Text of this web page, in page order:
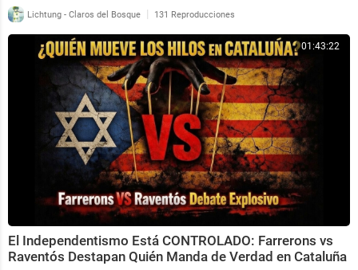
Lichtung - Claros del Bosque | 131 Reproducciones
01:43:22
El Independentismo Está CONTROLADO: Farrerons vs
Raventós Destapan Quién Manda de Verdad en Cataluña